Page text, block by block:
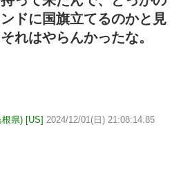
ドに国旗立てるのかと見
れはやらんかったな。
県) [US] 2024/12/01(日) 21:08:14.85